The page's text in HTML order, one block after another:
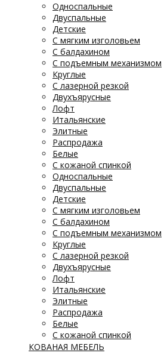
Односпальные
Двуспальные
Детские
С мягким изголовьем
С балдахином
С подъемным механизмом
Круглые
С лазерной резкой
Двухъярусные
Лофт
Итальянские
Элитные
Распродажа
Белые
С кожаной спинкой
Односпальные
Двуспальные
Детские
С мягким изголовьем
С балдахином
С подъемным механизмом
Круглые
С лазерной резкой
Двухъярусные
Лофт
Итальянские
Элитные
Распродажа
Белые
С кожаной спинкой
КОВАНАЯ МЕБЕЛЬ